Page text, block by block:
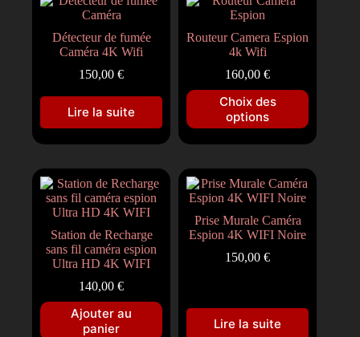
Détecteur de fumée
Caméra 4K Wifi
150,00€
Lire la suite
Routeur Camera Espion
4k Wifi
160,00€
Choix des
options
Station de Recharge
sans fil caméra espion
Ultra HD 4K WIFI
140,00€
Ajouter au
panier
Prise Murale Caméra
Espion 4K WIFI Noire
150,00€
Lire la suite